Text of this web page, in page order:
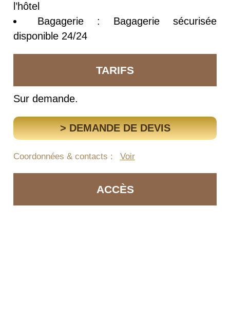
l’hôtel
Bagagerie : Bagagerie sécurisée
disponible 24/24
TARIFS
Sur demande.
> DEMANDE DE DEVIS
Coordonnées & contacts : Voir
ACCÈS